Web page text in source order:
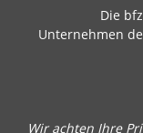
Die
Unternehmen
Wir achten Ihre